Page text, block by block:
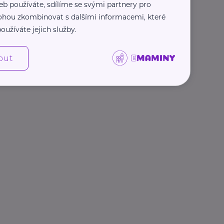
používáte, sdílíme se svými partnery pro
zkombinovat s dalšími informacemi, které
jejich služby.